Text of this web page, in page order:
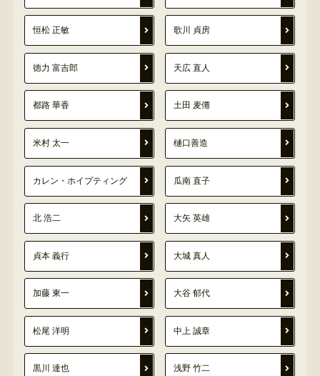
恒松 正敏 歌川 貞房
徳力 富吉郎 天広 直人
都路 華香 土田 麦僊
米村 太一 樋口善造
カレン・ホイプティング 瓜南 直子
北 浩二 大矢 英雄
貞本 義行 大城 真人
加藤 東一 大谷 郁代
松尾 洋明 中上 誠章
黒川 達也 浅野 竹二